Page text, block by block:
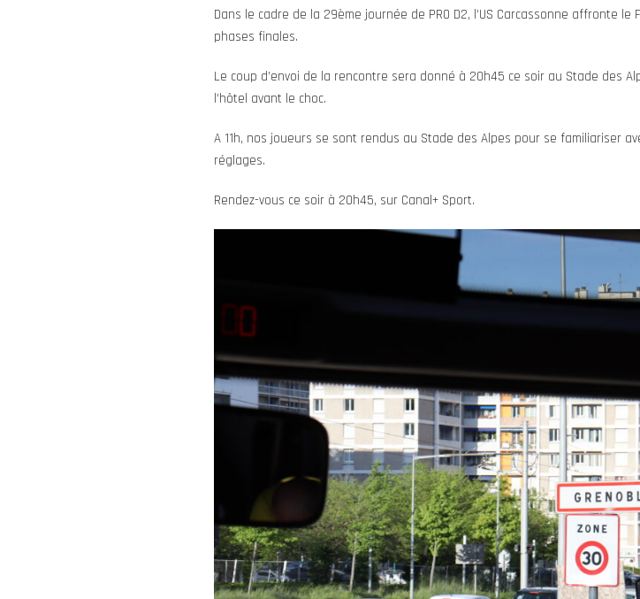
Dans le cadre de la 29ème journée de PRO D2, l’US Carcassonne affronte
phases finales.
Le coup d’envoi de la rencontre sera donné à 20h45 ce soir au Stade des
l’hôtel avant le choc.
A 11h, nos joueurs se sont rendus au Stade des Alpes pour se familiariser
réglages.
Rendez-vous ce soir à 20h45, sur Canal+ Sport.